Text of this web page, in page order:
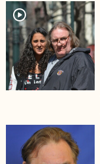
player2